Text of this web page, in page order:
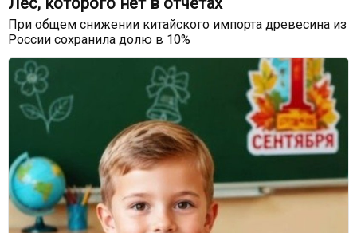
При общем снижении китайского импорта древесина из
России сохранила долю в 10%